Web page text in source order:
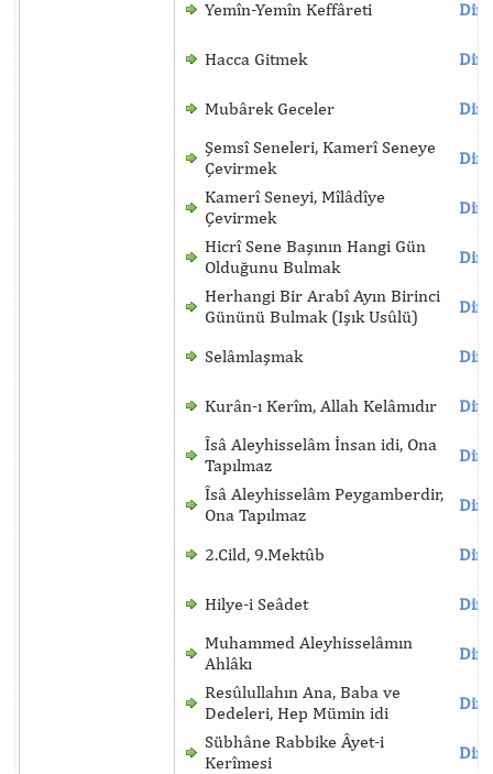
Yemîn-Yemîn Keffâreti
Hacca Gitmek
Mubârek Geceler
Şemsî Seneleri, Kamerî Seneye
Çevirmek
Kamerî Seneyi, Mîlâdîye
Çevirmek
Hicrî Sene Başının Hangi Gün
Olduğunu Bulmak
Herhangi Bir Arabî Ayın Birinci
Gününü Bulmak (Işık Usûlü)
Selâmlaşmak
Kurân-ı Kerîm, Allah Kelâmıdır
Îsâ Aleyhisselâm İnsan idi, Ona
Tapılmaz
Îsâ Aleyhisselâm Peygamberdir,
Ona Tapılmaz
2.Cild, 9.Mektûb
Hilye-i Seâdet
Muhammed Aleyhisselâmın
Ahlâkı
Resûlullahın Ana, Baba ve
Dedeleri, Hep Mümin idi
Sübhâne Rabbike Âyet-i
Kerîmesi